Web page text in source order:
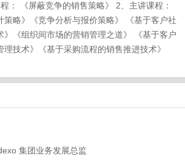
： 《屏蔽竞争的销售策略》 2、主讲课程：
策略》《竞争分析与报价策略》 《基于客户社
》《组织间市场的营销管理之道》 《基于客户
理技术》《基于采购流程的销售推进技术》
集团业务发展总监